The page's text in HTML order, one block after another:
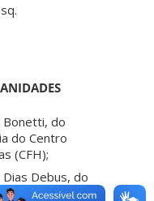
Bonetti, do
do Centro
(CFH);
Dias Debus, do
de